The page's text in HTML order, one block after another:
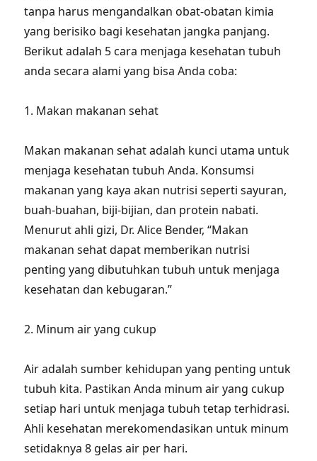
tanpa harus mengandalkan obat-obatan kimia
yang berisiko bagi kesehatan jangka panjang.
Berikut adalah 5 cara menjaga kesehatan tubuh
anda secara alami yang bisa Anda coba:
1. Makan makanan sehat
Makan makanan sehat adalah kunci utama untuk
menjaga kesehatan tubuh Anda. Konsumsi
makanan yang kaya akan nutrisi seperti sayuran,
buah-buahan, biji-bijian, dan protein nabati.
Menurut ahli gizi, Dr. Alice Bender, “Makan
makanan sehat dapat memberikan nutrisi
penting yang dibutuhkan tubuh untuk menjaga
kesehatan dan kebugaran.”
2. Minum air yang cukup
Air adalah sumber kehidupan yang penting untuk
tubuh kita. Pastikan Anda minum air yang cukup
setiap hari untuk menjaga tubuh tetap terhidrasi.
Ahli kesehatan merekomendasikan untuk minum
setidaknya 8 gelas air per hari.